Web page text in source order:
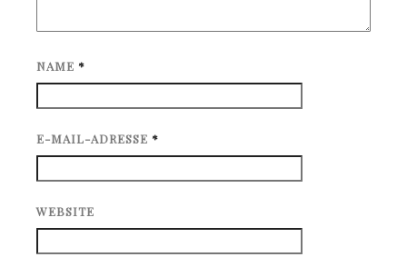
NAME *
E-MAIL-ADRESSE *
WEBSITE